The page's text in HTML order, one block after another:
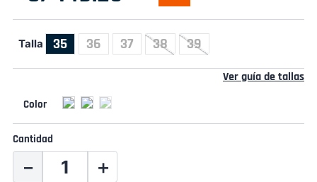
Talla 35 36 37 38 39
Ver guía de tallas
Cantidad
＋
－